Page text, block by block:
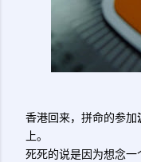
香港回来，拼命的参加
上。
死死的说是因为想念一